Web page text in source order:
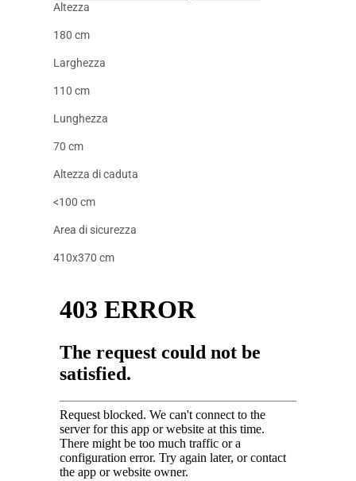
Altezza
180 cm
Larghezza
110 cm
Lunghezza
70 cm
Altezza di caduta
<100 cm
Area di sicurezza
410x370 cm